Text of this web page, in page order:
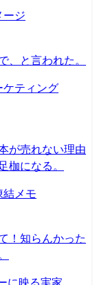
、と言われた。
が売れない理由
枷になる。
メモ
！知らんかった